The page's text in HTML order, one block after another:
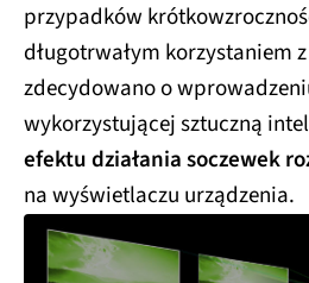
przypadków
długotrwałym korzystaniem
zdecydowano o
wykorzystującej sztuczną
efektu działania soczewek
na wyświetlaczu urządzenia.